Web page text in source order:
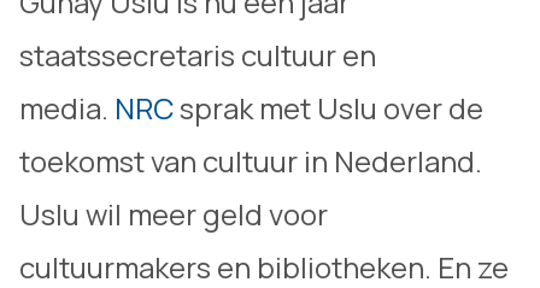
staatssecretaris cultuur en
media. NRCsprak met Uslu over de
toekomst van cultuur in Nederland.
Uslu wil meer geld voor
cultuurmakers en bibliotheken. En ze